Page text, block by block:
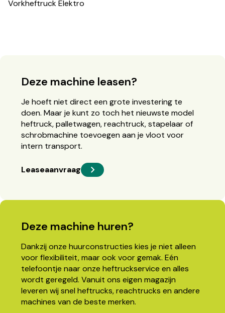
Vorkheftruck Elektro
Deze machine leasen?
Je hoeft niet direct een grote investering te
doen. Maar je kunt zo toch het nieuwste model
heftruck, palletwagen, reachtruck, stapelaar of
schrobmachine toevoegen aan je vloot voor
intern transport.
Leaseaanvraag
Deze machine huren?
Dankzij onze huurconstructies kies je niet alleen
voor flexibiliteit, maar ook voor gemak. Eén
telefoontje naar onze heftruckservice en alles
wordt geregeld. Vanuit ons eigen magazijn
leveren wij snel heftrucks, reachtrucks en andere
machines van de beste merken.